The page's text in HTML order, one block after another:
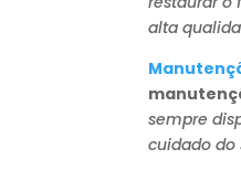
alta
sempre
cuidado